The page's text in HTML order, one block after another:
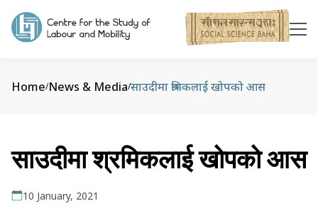
Home/News & Media/साउदीमा श्रमिकलाई खोपको आस
साउदीमा श्रमिकलाई खोपको आस
10 January, 2021